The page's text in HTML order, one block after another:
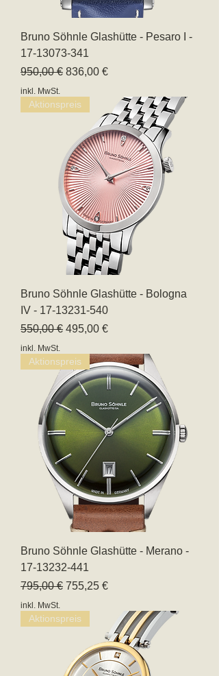
Bruno Söhnle Glashütte - Pesaro I -
17-13073-341
Standardpreis
950,00 € Sale-Preis
836,00 €
inkl. MwSt.
Aktionspreis
Bruno Söhnle Glashütte - Bologna
IV - 17-13231-540
Standardpreis
550,00 € Sale-Preis
495,00 €
inkl. MwSt.
Aktionspreis
Bruno Söhnle Glashütte - Merano -
17-13232-441
Standardpreis
795,00 € Sale-Preis
755,25 €
inkl. MwSt.
Aktionspreis